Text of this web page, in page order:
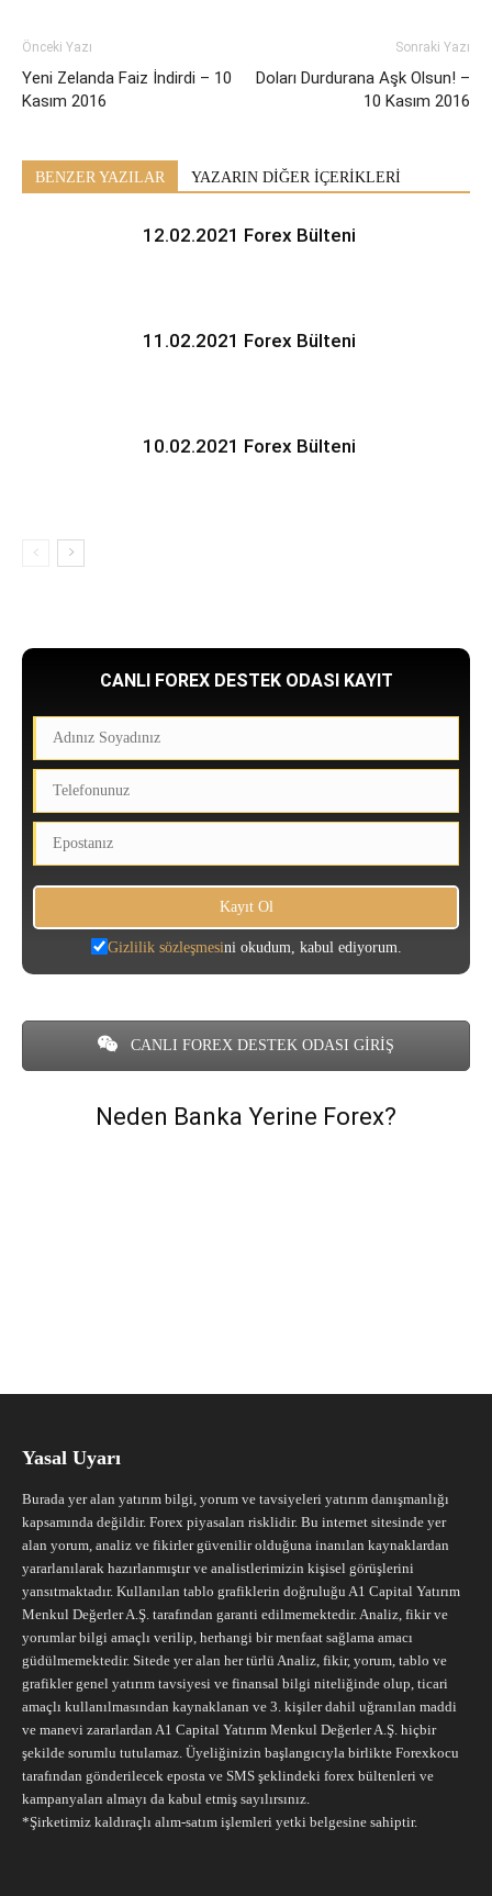
Önceki Yazı
Yeni Zelanda Faiz İndirdi – 10
Kasım 2016
Sonraki Yazı
Doları Durdurana Aşk Olsun! –
10 Kasım 2016
BENZER YAZILAR YAZARIN DİĞER İÇERİKLERİ
12.02.2021 Forex Bülteni
11.02.2021 Forex Bülteni
10.02.2021 Forex Bülteni
CANLI FOREX DESTEK ODASI KAYIT
Gizlilik sözleşmesini okudum, kabul ediyorum.
CANLI FOREX DESTEK ODASI GİRİŞ
Neden Banka Yerine Forex?
Yasal Uyarı
Burada yer alan yatırım bilgi, yorum ve tavsiyeleri yatırım danışmanlığı
kapsamında değildir. Forex piyasaları risklidir. Bu internet sitesinde yer
alan yorum, analiz ve fikirler güvenilir olduğuna inanılan kaynaklardan
yararlanılarak hazırlanmıştır ve analistlerimizin kişisel görüşlerini
yansıtmaktadır. Kullanılan tablo grafiklerin doğruluğu A1 Capital Yatırım
Menkul Değerler A.Ş. tarafından garanti edilmemektedir. Analiz, fikir ve
yorumlar bilgi amaçlı verilip, herhangi bir menfaat sağlama amacı
güdülmemektedir. Sitede yer alan her türlü Analiz, fikir, yorum, tablo ve
grafikler genel yatırım tavsiyesi ve finansal bilgi niteliğinde olup, ticari
amaçlı kullanılmasından kaynaklanan ve 3. kişiler dahil uğranılan maddi
ve manevi zararlardan A1 Capital Yatırım Menkul Değerler A.Ş. hiçbir
şekilde sorumlu tutulamaz. Üyeliğinizin başlangıcıyla birlikte Forexkocu
tarafından gönderilecek eposta ve SMS şeklindeki forex bültenleri ve
kampanyaları almayı da kabul etmiş sayılırsınız.
*Şirketimiz kaldıraçlı alım-satım işlemleri yetki belgesine sahiptir.